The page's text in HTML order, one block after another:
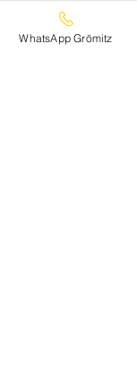
Töpfern im
und
WhatsApp Grömitz